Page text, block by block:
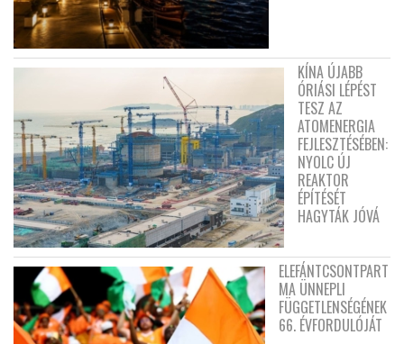
KÍNA ÚJABB
ÓRIÁSI LÉPÉST
TESZ AZ
ATOMENERGIA
FEJLESZTÉSÉBEN:
NYOLC ÚJ
REAKTOR
ÉPÍTÉSÉT
HAGYTÁK JÓVÁ
ELEFÁNTCSONTPART
MA ÜNNEPLI
FÜGGETLENSÉGÉNEK
66. ÉVFORDULÓJÁT